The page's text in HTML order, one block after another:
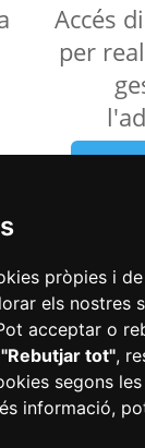
pròpies i
els nostres
acceptar o
"Rebutjar tot",
segons
informació,
Accés
per